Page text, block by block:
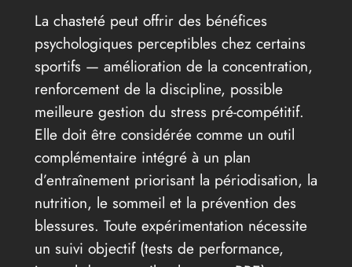
La chasteté peut offrir des bénéfices
psychologiques perceptibles chez certains
sportifs — amélioration de la concentration,
renforcement de la discipline, possible
meilleure gestion du stress pré-compétitif.
Elle doit être considérée comme un outil
complémentaire intégré à un plan
d’entraînement priorisant la périodisation, la
nutrition, le sommeil et la prévention des
blessures. Toute expérimentation nécessite
un suivi objectif (tests de performance,